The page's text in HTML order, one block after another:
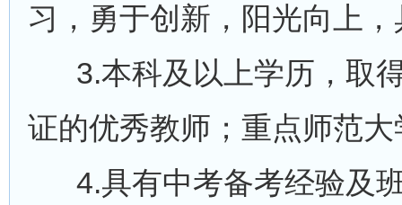
习，勇于创新，阳光向上
3.本科及以上学历，取
证的优秀教师；重点师范
4.具有中考备考经验及